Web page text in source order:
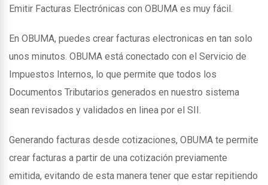
Emitir Facturas Electrónicas con OBUMA es muy fácil.
En OBUMA, puedes crear facturas electronicas en tan solo
unos minutos. OBUMA está conectado con el Servicio de
Impuestos Internos, lo que permite que todos los
Documentos Tributarios generados en nuestro sistema
sean revisados y validados en linea por el SII.
Generando facturas desde cotizaciones, OBUMA te permite
crear facturas a partir de una cotización previamente
emitida, evitando de esta manera tener que estar repitiendo